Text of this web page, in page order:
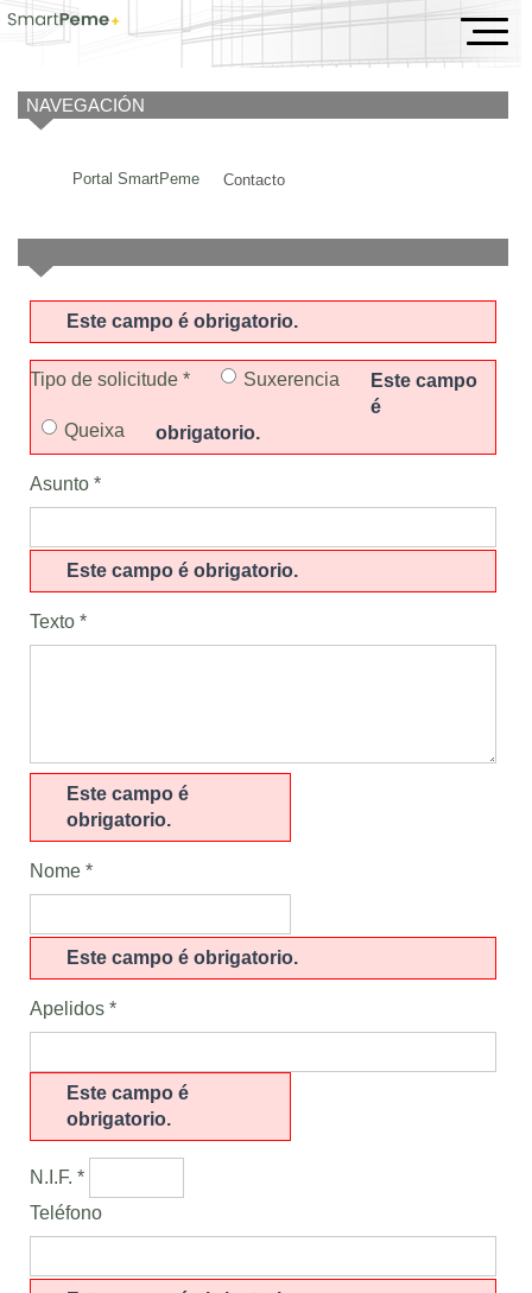
Contacto
NAVEGACIÓN
Portal SmartPeme Contacto
Este campo é obrigatorio.
Tipo de solicitude * Suxerencia
Queixa
Este campo
é
obrigatorio.
Asunto *
Este campo é obrigatorio.
Texto *
Este campo é
obrigatorio.
Nome *
Este campo é obrigatorio.
Apelidos *
Este campo é
obrigatorio.
N.I.F. *
Teléfono